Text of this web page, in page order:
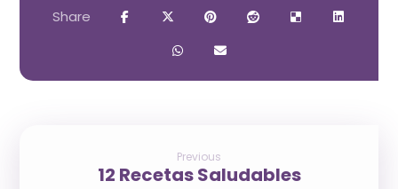
Previous
12 Recetas Saludables